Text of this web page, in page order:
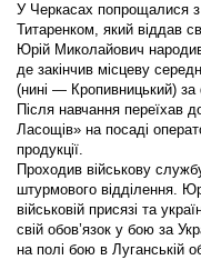
У Черкасах попрощалися
Титаренком, який віддав
Юрій Миколайович
де закінчив місцеву
(нині — Кропивницький)
Після навчання переїхав
Ласощів» на посаді
продукції.
Проходив військову
штурмового відділення.
військовій присязі та
свій обов’язок у бою за
на полі бою в Луганській